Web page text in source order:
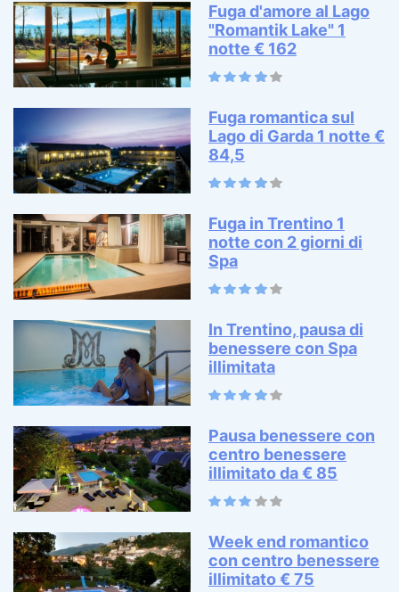
Fuga d'amore al Lago
"Romantik Lake" 1
notte € 162
Fuga romantica sul
Lago di Garda 1 notte €
84,5
Fuga in Trentino 1
notte con 2 giorni di
Spa
In Trentino, pausa di
benessere con Spa
illimitata
Pausa benessere con
centro benessere
illimitato da € 85
Week end romantico
con centro benessere
illimitato € 75